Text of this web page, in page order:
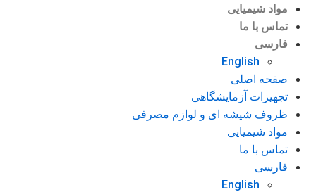
مواد شیمیایی
تماس با ما
فارسی
English
صفحه اصلی
تجهیزات آزمایشگاهی
ظروف شیشه ای و لوازم مصرفی
مواد شیمیایی
تماس با ما
فارسی
English